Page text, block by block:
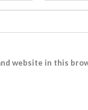
website in this